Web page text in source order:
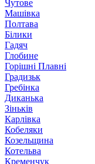
Чутове
Машівка
Полтава
Білики
Гадяч
Глобине
Горішні Плавні
Градизьк
Гребінка
Диканька
Зіньків
Карлівка
Кобеляки
Козельщина
Котельва
Кременчук